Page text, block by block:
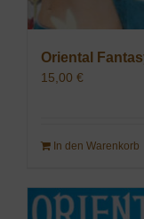
Oriental
15,00 €
In den Warenkorb